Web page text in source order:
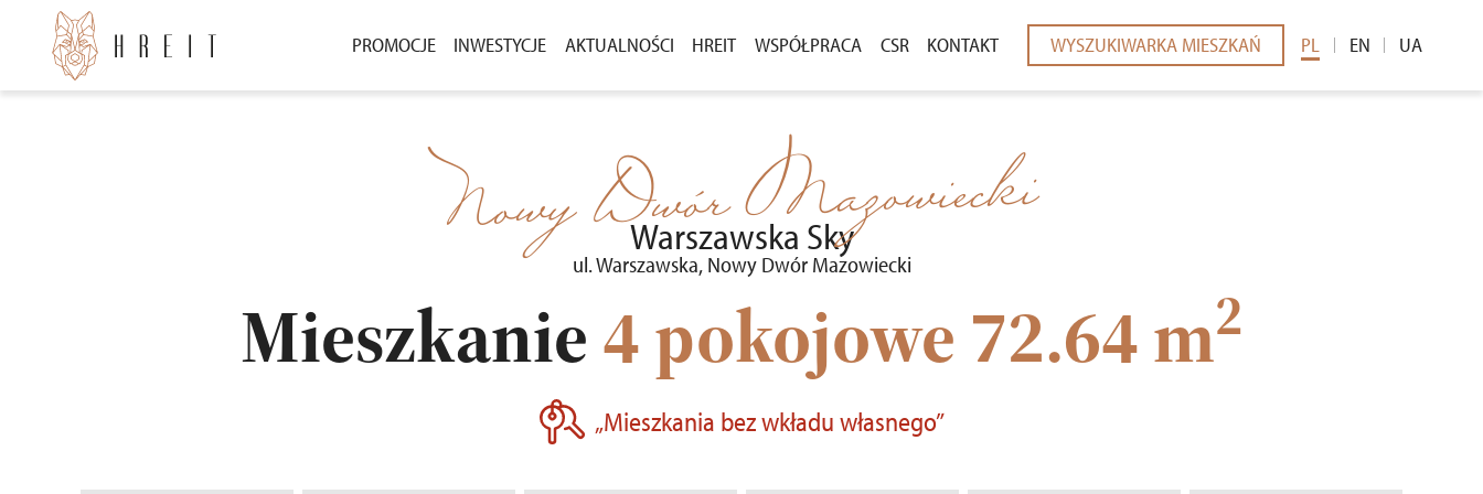
PROMOCJE
INWESTYCJE
POZOSTAŁE PROJEKTY
AKTUALNOŚCI
HREIT
WSPÓŁPRACA
CSR
KONTAKT
WYSZUKIWARKA MIESZKAŃ PL EN UA
Nowy Dwór Mazowiecki
Warszawska Sky
ul. Warszawska, Nowy Dwór Mazowiecki
Mieszkanie4 pokojowe 72.64 m2
„Mieszkania bez wkładu własnego”